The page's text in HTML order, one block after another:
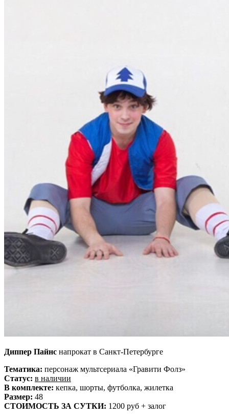
Диппер Пайнс напрокат в Санкт-Петербурге
Тематика: персонаж мультсериала «Гравити Фолз»
Статус: в наличии
В комплекте: кепка, шорты, футболка, жилетка
Размер: 48
СТОИМОСТЬ ЗА СУТКИ: 1200 руб + залог